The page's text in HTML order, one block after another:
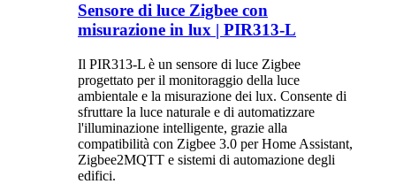
Sensore di luce Zigbee con
misurazione in lux | PIR313-L
Il PIR313-L è un sensore di luce Zigbee
progettato per il monitoraggio della luce
ambientale e la misurazione dei lux. Consente di
sfruttare la luce naturale e di automatizzare
l'illuminazione intelligente, grazie alla
compatibilità con Zigbee 3.0 per Home Assistant,
Zigbee2MQTT e sistemi di automazione degli
edifici.